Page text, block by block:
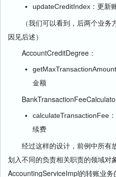
updateCreditIndex：更新
（我们可以看到，后两个业务
因见后述）
AccountCreditDegree：
金额
calculateTransactionFee
续费
经过这样的设计，前例中所有
划入不同的负责相关职责的领域对
AccountingServiceImpl的转账业